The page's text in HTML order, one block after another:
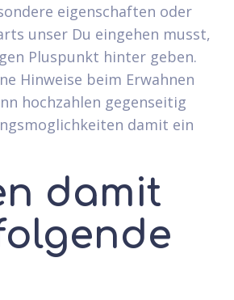
eigenschaften oder
unser Du eingehen musst,
Pluspunkt hinter geben.
Hinweise beim Erwahnen
hochzahlen gegenseitig
damit ein
damit